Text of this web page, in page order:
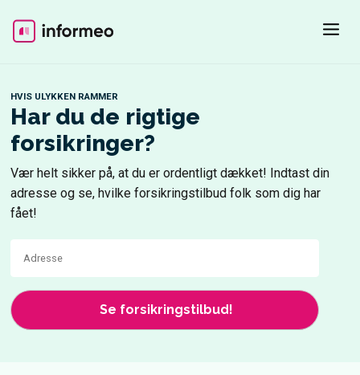
content
HVIS ULYKKEN RAMMER
Har du de rigtige
forsikringer?
Vær helt sikker på, at du er ordentligt dækket! Indtast din
adresse og se, hvilke forsikringstilbud folk som dig har
fået!
Adresse